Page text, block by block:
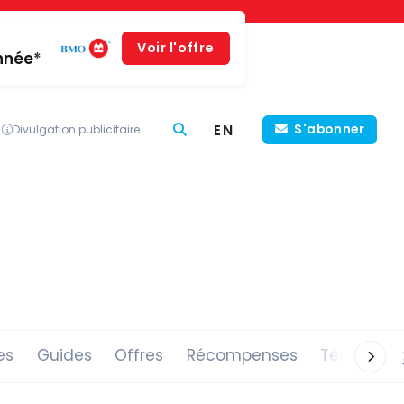
Voir l'offre
Divulgation publicitaire EN S'abonner
Guides Offres Récompenses